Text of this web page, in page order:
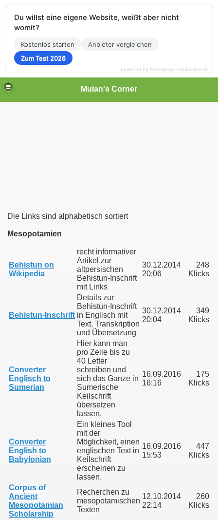
Mulan's Corner
Die Links sind alphabetisch sortiert
Mesopotamien
Behistun on
Wikipedia
recht informativer
Artikel zur
altpersischen
Behistun-Inschrift
mit Links
30.12.2014
20:06
248
Klicks
Behistun-Inschrift
Details zur
Behistun-Inschrift
in Englisch mit
Text, Transkription
und Übersetzung
30.12.2014
20:04
349
Klicks
Converter
Englisch to
Sumerian
Hier kann man
pro Zeile bis zu
40 Letter
schreiben und
sich das Ganze in
Sumerische
Keilschrift
übersetzen
lassen.
16.09.2016
16:16
175
Klicks
Converter
English to
Babylonian
Ein kleines Tool
mit der
Möglichkeit, einen
englischen Text in
Keilschrift
erscheinen zu
lassen.
16.09.2016
15:53
447
Klicks
Corpus of
Ancient
Mesopotamian
Scholarship
Recherchen zu
mesopotamischen
Texten
12.10.2014
22:14
260
Klicks
heute
der Schweriner Seniorenakademie
Du willst eine eigene Website, weißt aber nicht
womit?
Kostenlos starten
Anbieter vergleichen
Zum Test 2026
powered by homepage-baukasten.de